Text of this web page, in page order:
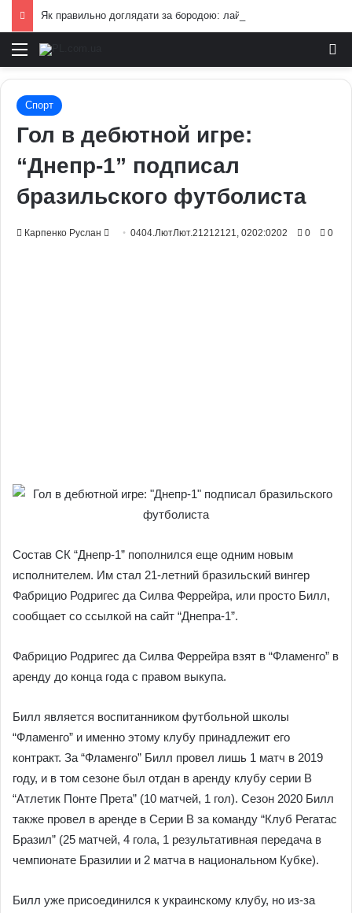
Меню
Спорт
Гол в дебютной игре:
“Днепр-1” подписал
бразильского футболиста
Карпенко Руслан
Send0404.ЛютЛют.21212121, 0202:0202 0 0
Состав СК “Днепр-1” пополнился еще одним новым
исполнителем. Им стал 21-летний бразильский вингер
Фабрицио Родригес да Силва Феррейра, или просто Билл,
сообщает со ссылкой на сайт “Днепра-1”.
Фабрицио Родригес да Силва Феррейра взят в “Фламенго” в
аренду до конца года с правом выкупа.
Билл является воспитанником футбольной школы
“Фламенго” и именно этому клубу принадлежит его
контракт. За “Фламенго” Билл провел лишь 1 матч в 2019
году, и в том сезоне был отдан в аренду клубу серии В
“Атлетик Понте Прета” (10 матчей, 1 гол). Сезон 2020 Билл
также провел в аренде в Серии В за команду “Клуб Регатас
Бразил” (25 матчей, 4 гола, 1 результативная передача в
чемпионате Бразилии и 2 матча в национальном Кубке).
Билл уже присоединился к украинскому клубу, но из-за